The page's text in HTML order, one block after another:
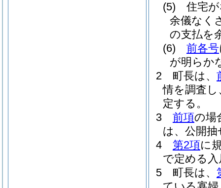
(5)
住宅
余儀なく
の支払を
(6)
前各号
が明らか
2
町長は、
情を調査
定する。
3
前項の場
は、公開
4
第2項に
で定める
5
町長は、